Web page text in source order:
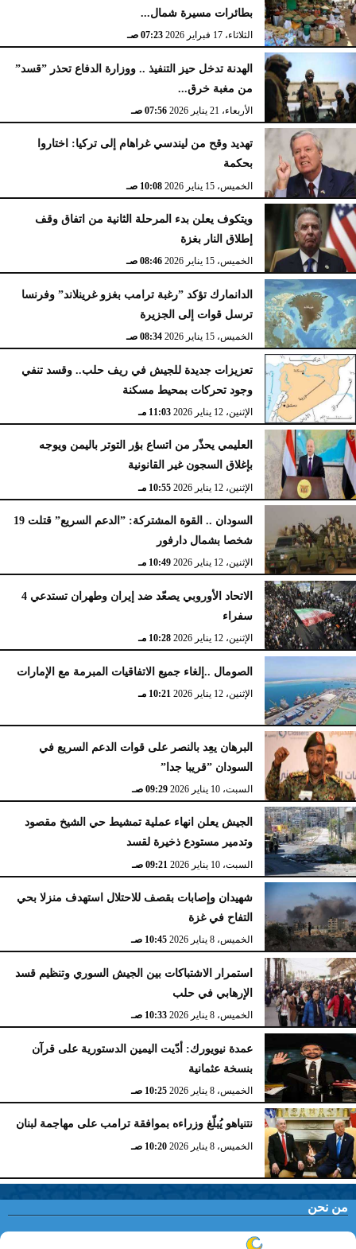
بطائرات مسيرة شمال...
الثلاثاء، 17 فبراير 2026 07:23 صـ
الهدنة تدخل حيز التنفيذ .. ووزارة الدفاع تحذر ”قسد”
من مغبة خرق...
الأربعاء، 21 يناير 2026 07:56 صـ
تهديد وقح من ليندسي غراهام إلى تركيا: اختاروا
بحكمة
الخميس، 15 يناير 2026 10:08 صـ
ويتكوف يعلن بدء المرحلة الثانية من اتفاق وقف
إطلاق النار بغزة
الخميس، 15 يناير 2026 08:46 صـ
الدانمارك تؤكد ”رغبة ترامب بغزو غرينلاند” وفرنسا
ترسل قوات إلى الجزيرة
الخميس، 15 يناير 2026 08:34 صـ
تعزيزات جديدة للجيش في ريف حلب.. وقسد تنفي
وجود تحركات بمحيط مسكنة
الإثنين، 12 يناير 2026 11:03 مـ
العليمي يحذّر من اتساع بؤر التوتر باليمن ويوجه
بإغلاق السجون غير القانونية
الإثنين، 12 يناير 2026 10:55 مـ
السودان .. القوة المشتركة: ”الدعم السريع” قتلت 19
شخصا بشمال دارفور
الإثنين، 12 يناير 2026 10:49 مـ
الاتحاد الأوروبي يصعّد ضد إيران وطهران تستدعي 4
سفراء
الإثنين، 12 يناير 2026 10:28 مـ
الصومال ..إلغاء جميع الاتفاقيات المبرمة مع الإمارات
الإثنين، 12 يناير 2026 10:21 مـ
البرهان يعِد بالنصر على قوات الدعم السريع في
السودان ”قريبا جدا”
السبت، 10 يناير 2026 09:29 صـ
الجيش يعلن انهاء عملية تمشيط حي الشيخ مقصود
وتدمير مستودع ذخيرة لقسد
السبت، 10 يناير 2026 09:21 صـ
شهيدان وإصابات بقصف للاحتلال استهدف منزلا بحي
التفاح في غزة
الخميس، 8 يناير 2026 10:45 صـ
استمرار الاشتباكات بين الجيش السوري وتنظيم قسد
الإرهابي في حلب
الخميس، 8 يناير 2026 10:33 صـ
عمدة نيويورك: أدّيت اليمين الدستورية على قرآن
بنسخة عثمانية
الخميس، 8 يناير 2026 10:25 صـ
نتنياهو يُبلّغ وزراءه بموافقة ترامب على مهاجمة لبنان
الخميس، 8 يناير 2026 10:20 صـ
من نحن